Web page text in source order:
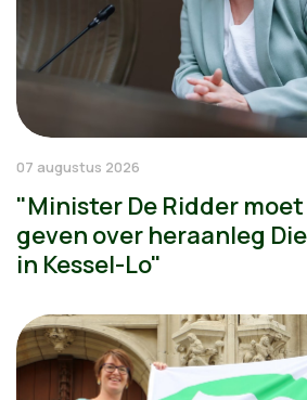
07 augustus 2026
"Minister De Ridder
geven over heraanleg
in Kessel-Lo"